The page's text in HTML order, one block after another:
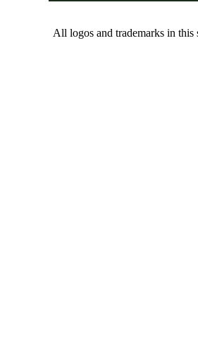
All logos and trademarks in this